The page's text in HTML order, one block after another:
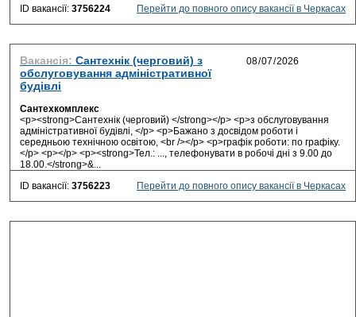
ID вакансії: 3756224 Перейти до повного опису вакансії в Черкасах
Вакансія: Сантехнік (черговий) з
обслуговування адміністративної
будівлі
Сантехкомплекс
<p><strong>Сантехнік (черговий) </strong></p> <p>з обслуговування
адміністративної будівлі, </p> <p>Бажано з досвідом роботи і
середньою технічною освітою, <br /></p> <p>графік роботи: по графіку.
</p> <p></p> <p><strong>Тел.: ..., телефонувати в робочі дні з 9.00 до
18.00.</strong>&...
ID вакансії: 3756223 Перейти до повного опису вакансії в Черкасах